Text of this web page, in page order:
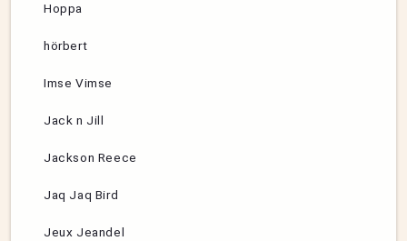
Hoppa
hörbert
Imse Vimse
Jack n Jill
Jackson Reece
Jaq Jaq Bird
Jeux Jeandel